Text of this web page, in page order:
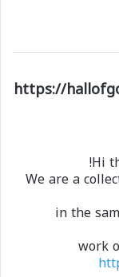
https://
Hi
We are a
in the
work